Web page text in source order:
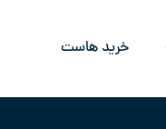
خرید هاست